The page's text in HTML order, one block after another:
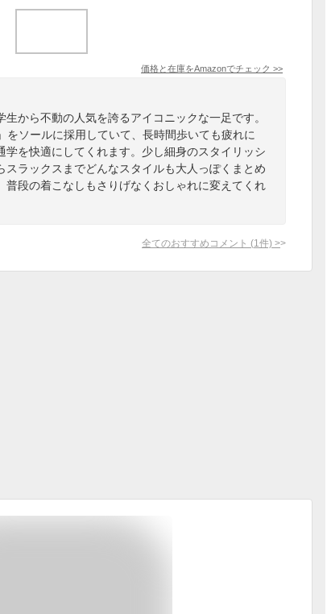
価格と在庫をAmazonでチェック >>
から不動の人気を誇るアイコニックな一足です。
をソールに採用していて、長時間歩いても疲れに
学を快適にしてくれます。少し細身のスタイリッシ
スラックスまでどんなスタイルも大人っぽくまとめ
普段の着こなしもさりげなくおしゃれに変えてくれ
全てのおすすめコメント (1 件) >